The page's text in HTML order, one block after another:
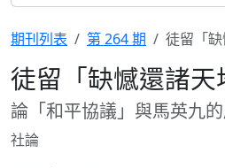
期刊列表 第 264 期 徒留「
徒留「缺憾還諸天
論「和平協議」與馬英九
社論